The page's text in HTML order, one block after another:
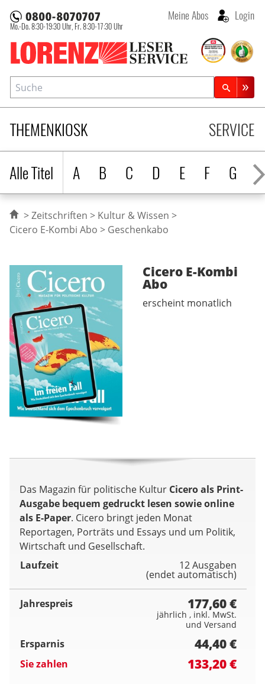
Lorenz Leserservice
Mo.-Do. 8:30-19:30 Uhr, Fr. 8:30-17:30 Uhr
Meine Abos Login
THEMENKIOSK
Alle Titel
A B C D E F G H
SERVICE
Suche
Zeitschriftensuche
Zeitschriften
Kultur & Wissen
Cicero E-Kombi Abo
Geschenkabo
Cicero E-Kombi
Abo
erscheint monatlich
Das Magazin für politische Kultur Cicero als Print-
Ausgabe bequem gedruckt lesen sowie online
als E-Paper. Cicero bringt jeden Monat
Reportagen, Porträts und Essays und um Politik,
Wirtschaft und Gesellschaft.
Laufzeit
12 Ausgaben
(endet automatisch)
Jahrespreis 177,60 €
jährlich , inkl. MwSt.
und Versand
Ersparnis 44,40 €
Sie zahlen 133,20 €